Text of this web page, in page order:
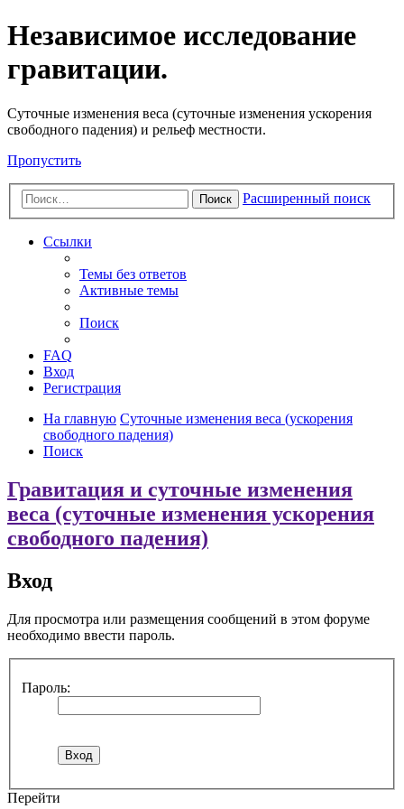
Независимое исследование
гравитации.
Cуточные изменения веса (суточные изменения ускорения
свободного падения) и рельеф местности.
Пропустить
Поиск Расширенный поиск
Ссылки
Темы без ответов
Активные темы
Поиск
FAQ
Вход
Регистрация
На главную Суточные изменения веса (ускорения
свободного падения)
Поиск
Гравитация и суточные изменения
веса (суточные изменения ускорения
свободного падения)
Вход
Для просмотра или размещения сообщений в этом форуме
необходимо ввести пароль.
Пароль:
Перейти